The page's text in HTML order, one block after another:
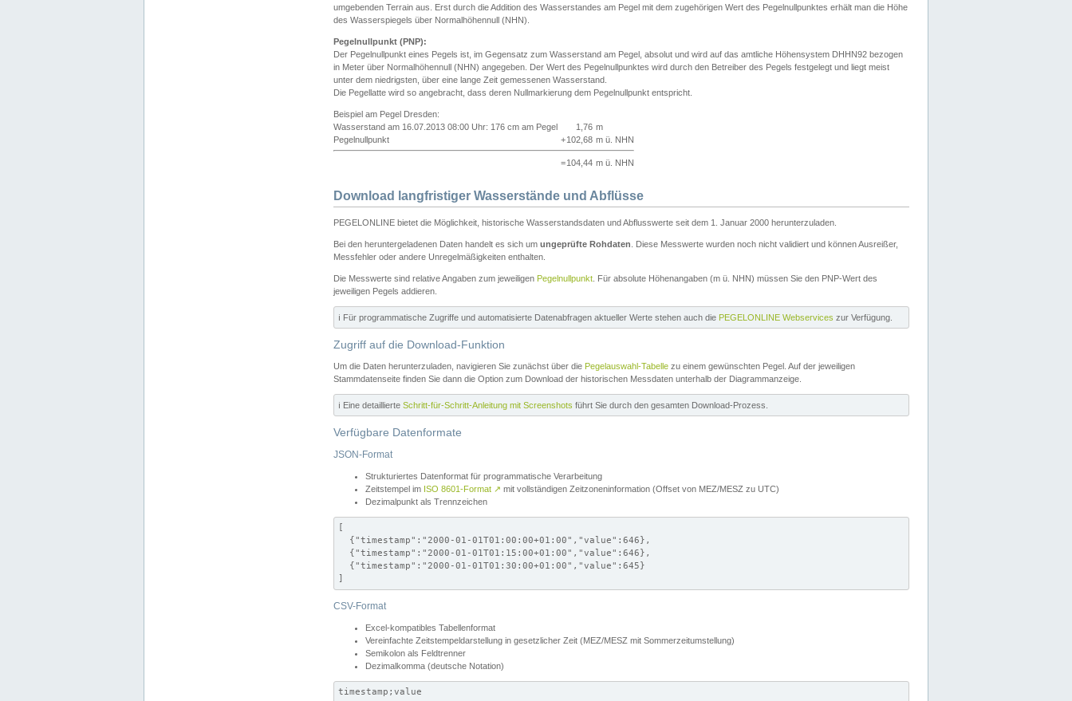
umgebenden Terrain aus. Erst durch die Addition des Wasserstandes am Pegel mit dem zugehörigen Wert des Pegelnullpunktes erhält man die Höhe
des Wasserspiegels über Normalhöhennull (NHN).
Pegelnullpunkt (PNP):
Der Pegelnullpunkt eines Pegels ist, im Gegensatz zum Wasserstand am Pegel, absolut und wird auf das amtliche Höhensystem DHHN92 bezogen
in Meter über Normalhöhennull (NHN) angegeben. Der Wert des Pegelnullpunktes wird durch den Betreiber des Pegels festgelegt und liegt meist
unter dem niedrigsten, über eine lange Zeit gemessenen Wasserstand.
Die Pegellatte wird so angebracht, dass deren Nullmarkierung dem Pegelnullpunkt entspricht.
Beispiel am Pegel Dresden:
Wasserstand am 16.07.2013 08:00 Uhr: 176 cm am Pegel
1,76 m
Pegelnullpunkt
+102,68 m ü. NHN
=104,44 m ü. NHN
Download langfristiger Wasserstände und Abflüsse
PEGELONLINE bietet die Möglichkeit, historische Wasserstandsdaten und Abflusswerte seit dem 1. Januar 2000 herunterzuladen.
Bei den heruntergeladenen Daten handelt es sich um ungeprüfte Rohdaten . Diese Messwerte wurden noch nicht validiert und können Ausreißer,
Messfehler oder andere Unregelmäßigkeiten enthalten.
Die Messwerte sind relative Angaben zum jeweiligen Pegelnullpunkt . Für absolute Höhenangaben (m ü. NHN) müssen Sie den PNP-Wert des
jeweiligen Pegels addieren.
ℹ️ Für programmatische Zugriffe und automatisierte Datenabfragen aktueller Werte stehen auch die PEGELONLINE Webservices zur Verfügung.
Zugriff auf die Download-Funktion
Um die Daten herunterzuladen, navigieren Sie zunächst über die Pegelauswahl-Tabelle zu einem gewünschten Pegel. Auf der jeweiligen
Stammdatenseite finden Sie dann die Option zum Download der historischen Messdaten unterhalb der Diagrammanzeige.
ℹ️ Eine detaillierte Schritt-für-Schritt-Anleitung mit Screenshots führt Sie durch den gesamten Download-Prozess.
Verfügbare Datenformate
JSON-Format
Strukturiertes Datenformat für programmatische Verarbeitung
Zeitstempel im ISO 8601-Format ↗ mit vollständigen Zeitzoneninformation (Offset von MEZ/MESZ zu UTC)
Dezimalpunkt als Trennzeichen
[
  {"timestamp":"2000-01-01T01:00:00+01:00","value":646},
  {"timestamp":"2000-01-01T01:15:00+01:00","value":646},
  {"timestamp":"2000-01-01T01:30:00+01:00","value":645}
]
CSV-Format
Excel-kompatibles Tabellenformat
Vereinfachte Zeitstempeldarstellung in gesetzlicher Zeit (MEZ/MESZ mit Sommerzeitumstellung)
Semikolon als Feldtrenner
Dezimalkomma (deutsche Notation)
timestamp;value